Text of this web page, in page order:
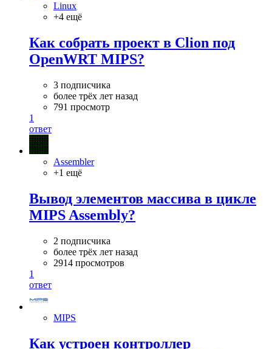
Linux
+4 ещё
Как собрать проект в Clion под
OpenWRT MIPS?
3 подписчика
более трёх лет назад
791 просмотр
1
ответ
Assembler
+1 ещё
Вывод элементов массива в цикле
MIPS Assembly?
2 подписчика
более трёх лет назад
2914 просмотров
1
ответ
MIPS
Как устроен контроллер